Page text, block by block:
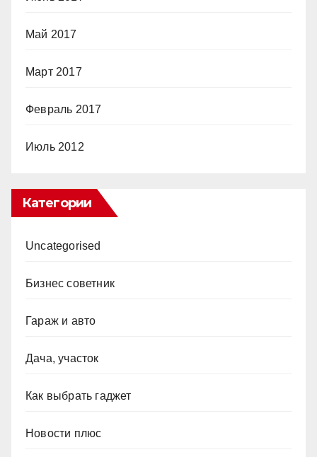
Май 2017
Март 2017
Февраль 2017
Июль 2012
Категории
Uncategorised
Бизнес советник
Гараж и авто
Дача, участок
Как выбрать гаджет
Новости плюс